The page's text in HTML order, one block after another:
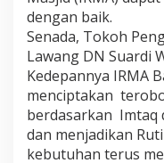
dengan baik.
Senada, Tokoh
Lawang DN Suardi
Kedepannya IRMA
menciptakan
berdasarkan Imtaq
dan menjadikan
kebutuhan terus